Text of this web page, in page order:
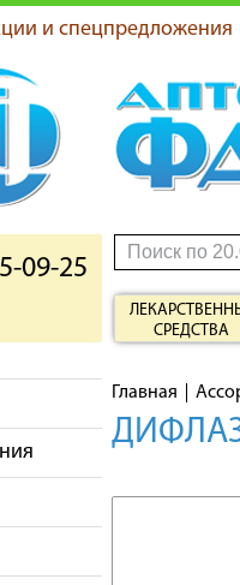
и спецпредложения
09-25
СРЕДСТВА
Главная